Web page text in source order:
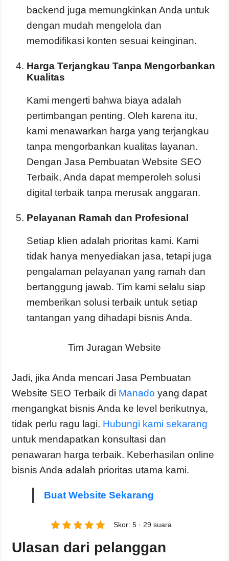
backend juga memungkinkan Anda untuk
dengan mudah mengelola dan
memodifikasi konten sesuai keinginan.
Harga Terjangkau Tanpa Mengorbankan
Kualitas
Kami mengerti bahwa biaya adalah
pertimbangan penting. Oleh karena itu,
kami menawarkan harga yang terjangkau
tanpa mengorbankan kualitas layanan.
Dengan Jasa Pembuatan Website SEO
Terbaik, Anda dapat memperoleh solusi
digital terbaik tanpa merusak anggaran.
Pelayanan Ramah dan Profesional
Setiap klien adalah prioritas kami. Kami
tidak hanya menyediakan jasa, tetapi juga
pengalaman pelayanan yang ramah dan
bertanggung jawab. Tim kami selalu siap
memberikan solusi terbaik untuk setiap
tantangan yang dihadapi bisnis Anda.
Tim Juragan Website
Jadi, jika Anda mencari Jasa Pembuatan
Website SEO Terbaik di Manado yang dapat
mengangkat bisnis Anda ke level berikutnya,
tidak perlu ragu lagi. Hubungi kami sekarang
untuk mendapatkan konsultasi dan
penawaran harga terbaik. Keberhasilan online
bisnis Anda adalah prioritas utama kami.
Buat Website Sekarang
Skor: 5 · 29 suara
Ulasan dari pelanggan